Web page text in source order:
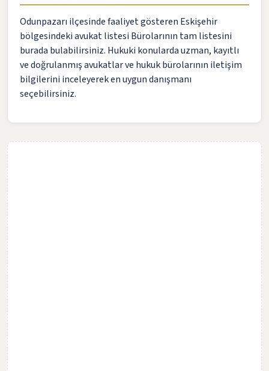
Odunpazarı ilçesinde faaliyet gösteren Eskişehir
bölgesindeki avukat listesi Bürolarının tam listesini
burada bulabilirsiniz. Hukuki konularda uzman, kayıtlı
ve doğrulanmış avukatlar ve hukuk bürolarının iletişim
bilgilerini inceleyerek en uygun danışmanı
seçebilirsiniz.